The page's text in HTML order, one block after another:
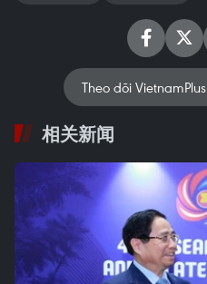
Theo dõi VietnamPlus
相关新闻